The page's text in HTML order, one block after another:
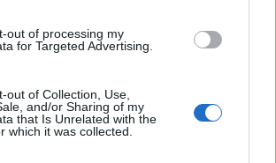
out of processing my
for Targeted Advertising.
out of Collection, Use,
and/or Sharing of my
that Is Unrelated with the
which it was collected.